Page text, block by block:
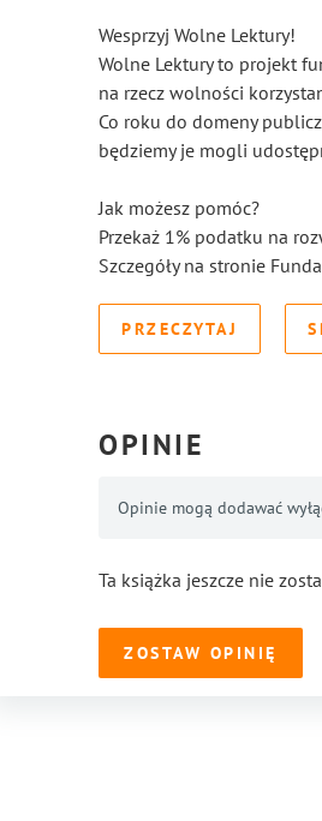
Wesprzyj Wolne Lektury!
Wolne Lektury to projekt
na rzecz wolności
Co roku do domeny
będziemy je mogli
Jak możesz pomóc?
Przekaż 1% podatku na
Szczegóły na stronie
PRZECZYTAJ
OPINIE
Opinie mogą dodawać
Ta książka jeszcze nie
ZOSTAW OPINIĘ